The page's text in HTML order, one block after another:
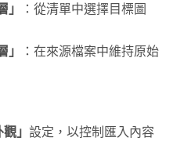
」
：從清單中選擇目標圖
」
：在來源檔案中維持原始
觀」 設定，以控制匯入內容